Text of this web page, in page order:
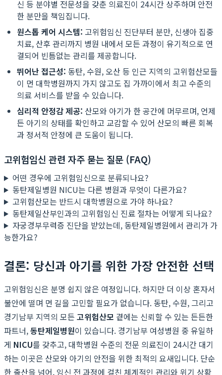
신 등 분야별 전문성을 갖춘 의료진이 24시간 상주하며 안전
한 분만을 책임집니다.
원스톱 케어 시스템: 고위험임신 진단부터 분만, 신생아 집중
치료, 산후 관리까지 병원 내에서 모든 과정이 유기적으로 연
결되어 빈틈없는 관리를 제공합니다.
뛰어난 접근성: 동탄, 수원, 오산 등 인근 지역의 고위험산모들
이 먼 대학병원까지 가지 않고도 집 가까이에서 최고 수준의
의료 서비스를 받을 수 있습니다.
심리적 안정감 제공: 산모와 아기가 한 공간에 머무르며, 언제
든 아기의 상태를 확인하고 교감할 수 있어 산모의 빠른 회복
과 정서적 안정에 큰 도움이 됩니다.
고위험임신 관련 자주 묻는 질문 (FAQ)
어떤 경우에 고위험임신으로 분류되나요?
동탄제일병원 NICU는 다른 병원과 무엇이 다른가요?
고위험산모는 반드시 대학병원으로 가야 하나요?
동탄제일산부인과의 고위험임신 진료 절차는 어떻게 되나요?
자궁경부무력증 진단을 받았는데, 동탄제일병원에서 관리가 가
능한가요?
결론: 당신과 아기를 위한 가장 안전한 선택
고위험임신은 분명 쉽지 않은 여정입니다. 하지만 더 이상 혼자서
불안에 떨며 먼 길을 고민할 필요가 없습니다. 동탄, 수원, 그리고
경기남부 지역의 모든 고위험산모 곁에는 신뢰할 수 있는 든든한
파트너,동탄제일병원이 있습니다. 경기남부 여성병원 중 유일하
게 NICU를 갖추고, 대학병원 수준의 전문 의료진이 24시간 대기
하는 이곳은 산모와 아기의 안전을 위한 최적의 요새입니다. 단순
한 출산을 넘어, 임신 전 과정에 걸친 체계적인 관리와 위기 상황